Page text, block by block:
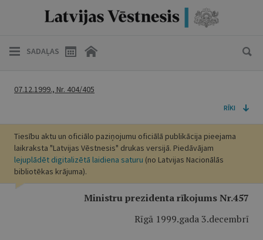
SADAĻAS
07.12.1999., Nr. 404/405
RĪKI
Tiesību aktu un oficiālo paziņojumu oficiālā publikācija pieejama
laikraksta "Latvijas Vēstnesis" drukas versijā. Piedāvājam
lejuplādēt digitalizētā laidiena saturu (no Latvijas Nacionālās
bibliotēkas krājuma).
Ministru prezidenta rīkojums Nr.457
Rīgā 1999.gada 3.decembrī